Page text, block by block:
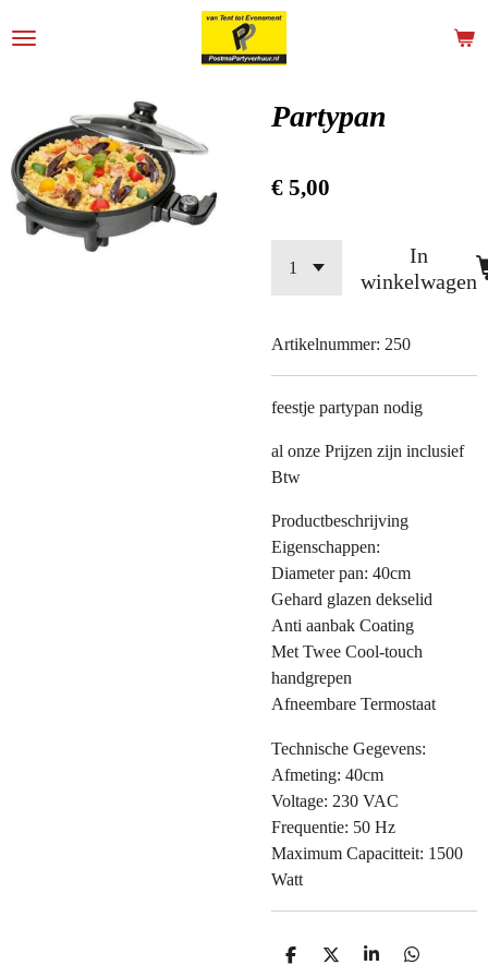
direct
hoofdinhoud
Partypan
€ 5,00
In
winkelwagen
Artikelnummer: 250
feestje partypan nodig
al onze Prijzen zijn inclusief
Btw
Productbeschrijving
Eigenschappen:
Diameter pan: 40cm
Gehard glazen dekselid
Anti aanbak Coating
Met Twee Cool-touch
handgrepen
Afneembare Termostaat
Technische Gegevens:
Afmeting: 40cm
Voltage: 230 VAC
Frequentie: 50 Hz
Maximum Capacitteit: 1500
Watt
D
D
S
D